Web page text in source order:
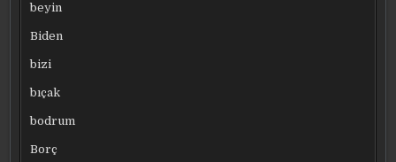
beyin
Biden
bizi
bıçak
bodrum
Borç